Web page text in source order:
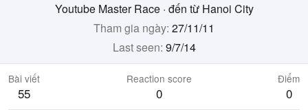
Youtube Master Race · đến từ Hanoi City
Tham gia ngày 27/11/11
Last seen 9/7/14
Bài viết
55
Reaction score
0
Điểm
0